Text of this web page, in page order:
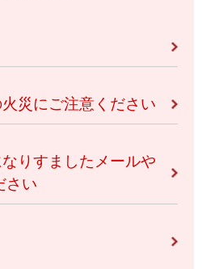
災にご注意ください
なりすましたメールや
さい